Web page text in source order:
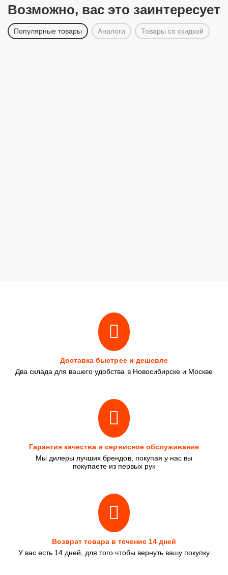
Возможно, вас это заинтересует
Популярные товары Аналоги Товары со скидкой
Доставка быстрее и дешевле
Два склада для вашего удобства в Новосибирске и Москве
Гарантия качества и сервисное обслуживание
Мы дилеры лучших брендов, покупая у нас вы
покупаете из первых рук
Возврат товара в течение 14 дней
У вас есть 14 дней, для того чтобы вернуть вашу покупку